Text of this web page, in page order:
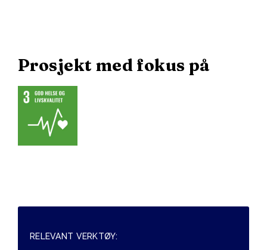
Prosjekt med fokus på
RELEVANT VERKTØY: